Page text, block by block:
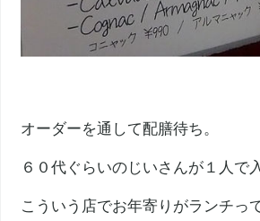
オーダーを通して配膳待ち。
６０代ぐらいのじいさんが１人で
こういう店でお年寄りがランチ